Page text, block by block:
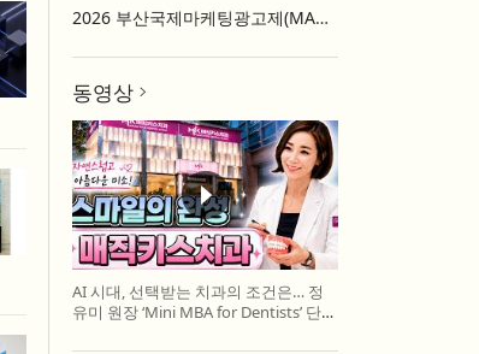
2026 부산국제마케팅광고제(MAD STARS 2026)
동영상
AI 시대, 선택받는 치과의 조건은… 정
유미 원장 ‘Mini MBA for Dentists’ 단독